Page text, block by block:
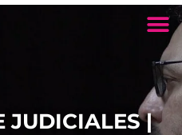
JUDICIALES |